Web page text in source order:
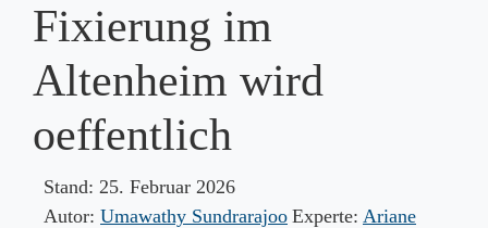
Fixierung im
Altenheim wird
oeffentlich
Stand: 25. Februar 2026
Autor: Umawathy Sundrarajoo Experte: Ariane